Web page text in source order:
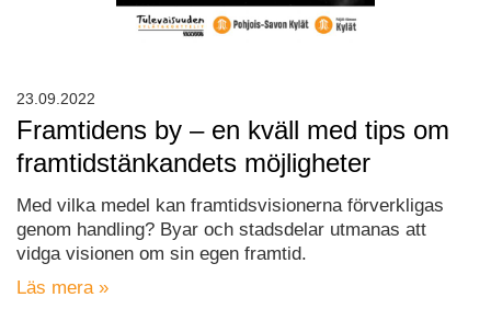
Framtidens by – en kväll med tips om
framtidstänkandets möjligheter
Med vilka medel kan framtidsvisionerna förverkligas
genom handling? Byar och stadsdelar utmanas att
vidga visionen om sin egen framtid.
Läs mera »
23.09.2022